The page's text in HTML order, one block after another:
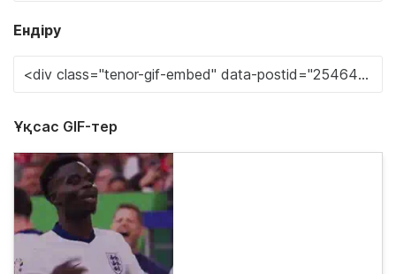
Ендіру
Ұқсас GIF-тер